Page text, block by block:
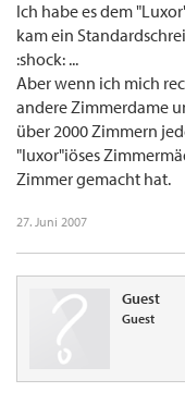
Hotel eingereicht und dann
abgerechnet), solltet Ihr auf
setzen. Nur so kann fuer
Ich habe es dem
kam ein
:shock: ...
Aber wenn ich mich
andere Zimmerdame
über 2000 Zimmern
"luxor"iöses
Zimmer gemacht hat.
27. Juni 2007
Guest
Guest